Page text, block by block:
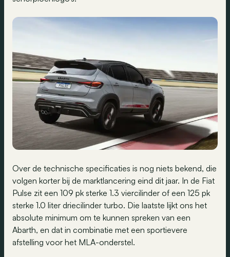
Over de technische specificaties is nog niets bekend, die
volgen korter bij de marktlancering eind dit jaar. In de Fiat
Pulse zit een 109 pk sterke 1.3 viercilinder of een 125 pk
sterke 1.0 liter driecilinder turbo. Die laatste lijkt ons het
absolute minimum om te kunnen spreken van een
Abarth, en dat in combinatie met een sportievere
afstelling voor het MLA-onderstel.